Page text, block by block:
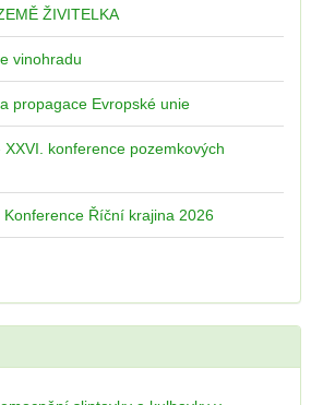
ŽIVITELKA
vinohradu
propagace Evropské unie
konference pozemkových
Říční krajina 2026